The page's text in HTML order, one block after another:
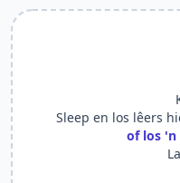
Sleep en los lêers
of los 'n